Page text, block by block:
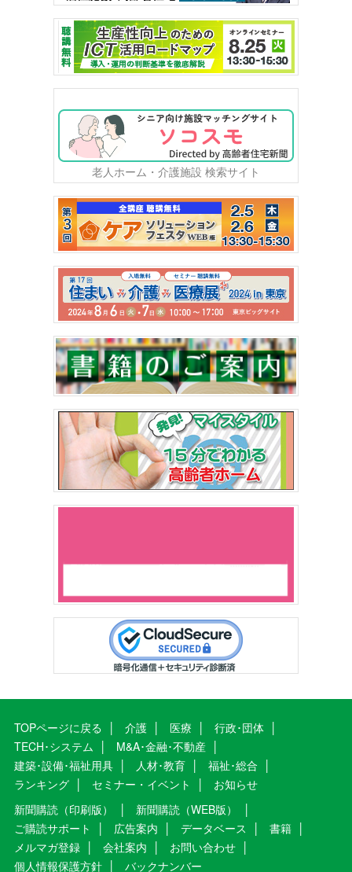
老人ホーム・介護施設 検索サイト
TOPページに戻る 介護 医療
行政･団体
TECH･システム
M&A･金融･不動産
建築･設備･福祉用具
人材･教育
福祉･総合
ランキング
セミナー・イベント
お知らせ
新聞購読（印刷版）
新聞購読（WEB版）
ご購読サポート
広告案内 データベース
書籍
メルマガ登録
会社案内
お問い合わせ
個人情報保護方針
バックナンバー